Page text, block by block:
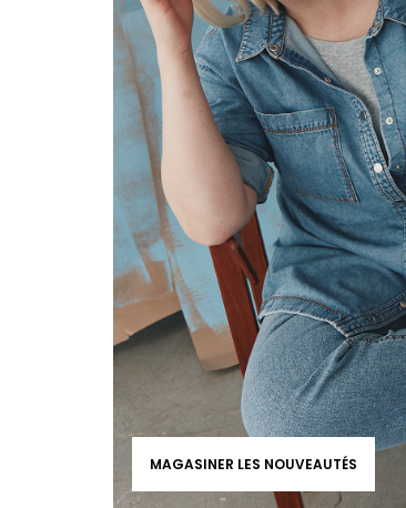
MAGASINER LES NOUVEAUTÉS